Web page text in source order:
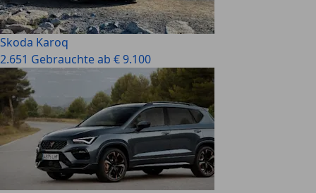
Skoda Karoq
2.651 Gebrauchte ab € 9.100